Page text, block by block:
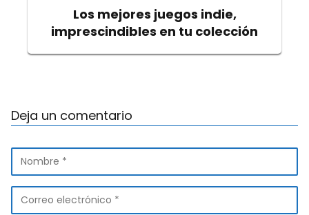
Los mejores juegos indie,
imprescindibles en tu colección
Deja un comentario